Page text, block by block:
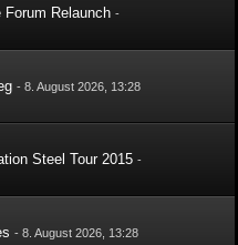
Forum Relaunch -
-8. August 2026, 13:28
Steel Tour 2015 -
-8. August 2026, 13:28